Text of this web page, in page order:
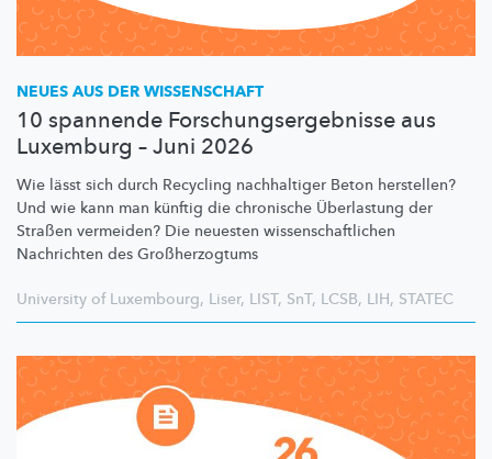
NEUES AUS DER WISSENSCHAFT
10 spannende Forschungsergebnisse aus
Luxemburg – Juni 2026
Wie lässt sich durch Recycling nachhaltiger Beton herstellen?
Und wie kann man künftig die chronische Überlastung der
Straßen vermeiden? Die neuesten wissenschaftlichen
Nachrichten des Großherzogtums
University of Luxembourg, Liser, LIST, SnT, LCSB, LIH, STATEC